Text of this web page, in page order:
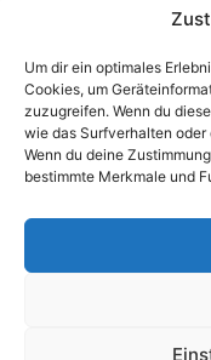
Um dir ein optimales
Cookies, um
zuzugreifen. Wenn du
wie das Surfverhalten
Wenn du deine
bestimmte Merkmale und